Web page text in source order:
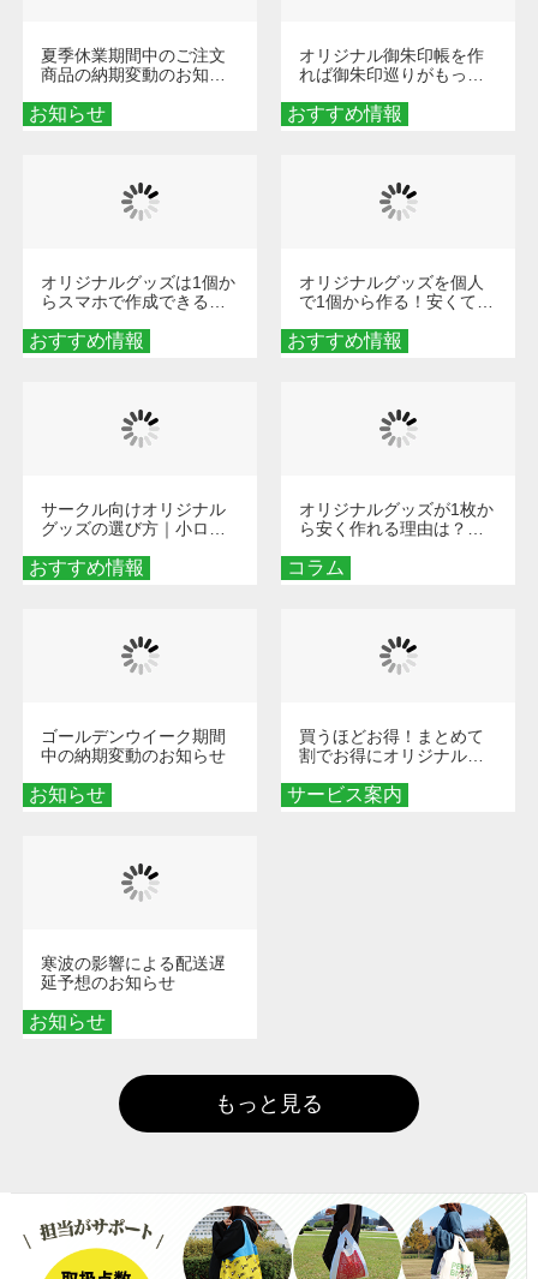
お知らせ
夏季休業期間中のご注文
商品の納期変動のお知ら
おすすめ情報
オリジナル御朱印帳を作
れば御朱印巡りがもっと
ダーメイドする魅力と選
び方
おすすめ情報
オリジナルグッズは1個か
らスマホで作成できる！
くなる巾着＆ポーチ活用
術
おすすめ情報
オリジナルグッズを個人
で1個から作る！安くて簡
秘訣
おすすめ情報
サークル向けオリジナル
グッズの選び方｜小ロッ
める秘訣
コラム
オリジナルグッズが1枚か
ら安く作れる理由は？オ
とメリットを解説
お知らせ
ゴールデンウイーク期間
中の納期変動のお知らせ
サービス案内
買うほどお得！まとめて
割でお得にオリジナルグ
お知らせ
寒波の影響による配送遅
延予想のお知らせ
もっと見る